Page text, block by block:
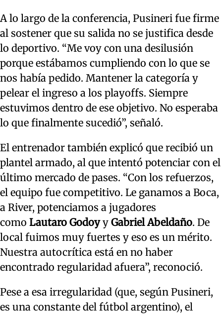
A lo largo de la conferencia, Pusineri fue firme
al sostener que su salida no se justifica desde
lo deportivo. “Me voy con una desilusión
porque estábamos cumpliendo con lo que se
nos había pedido. Mantener la categoría y
pelear el ingreso a los playoffs. Siempre
estuvimos dentro de ese objetivo. No esperaba
lo que finalmente sucedió”, señaló.
El entrenador también explicó que recibió un
plantel armado, al que intentó potenciar con el
último mercado de pases. “Con los refuerzos,
el equipo fue competitivo. Le ganamos a Boca,
a River, potenciamos a jugadores
como Lautaro Godoyy Gabriel Abeldaño. De
local fuimos muy fuertes y eso es un mérito.
Nuestra autocrítica está en no haber
encontrado regularidad afuera”, reconoció.
Pese a esa irregularidad (que, según Pusineri,
es una constante del fútbol argentino), el